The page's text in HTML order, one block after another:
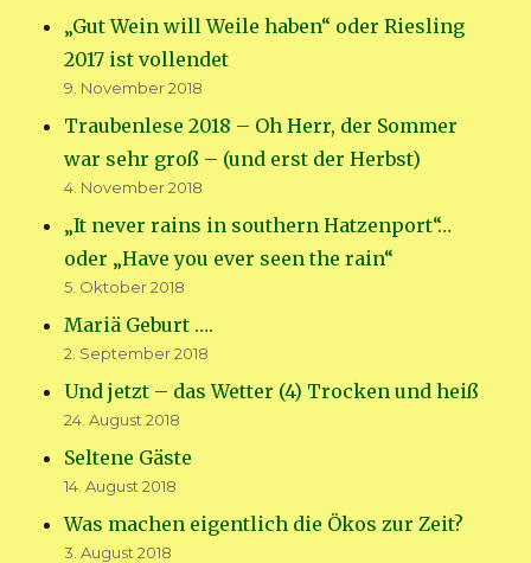
„Gut Wein will Weile haben“ oder Riesling
2017 ist vollendet
9. November 2018
Traubenlese 2018 – Oh Herr, der Sommer
war sehr groß – (und erst der Herbst)
4. November 2018
„It never rains in southern Hatzenport“…
oder „Have you ever seen the rain“
5. Oktober 2018
Mariä Geburt ….
2. September 2018
Und jetzt – das Wetter (4) Trocken und heiß
24. August 2018
Seltene Gäste
14. August 2018
Was machen eigentlich die Ökos zur Zeit?
3. August 2018